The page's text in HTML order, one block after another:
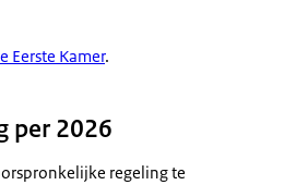
Eerste Kamer.
per 2026
regeling te